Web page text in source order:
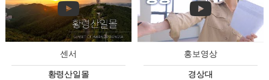
센서
황령산일몰
홍보영상
경상대